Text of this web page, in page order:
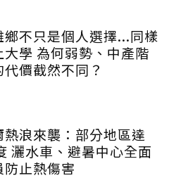
鄉不只是個人選擇...同樣
大學 為何弱勢、中產階
代價截然不同？
熱浪來襲：部分地區達
灑水車、避暑中心全面
防止熱傷害